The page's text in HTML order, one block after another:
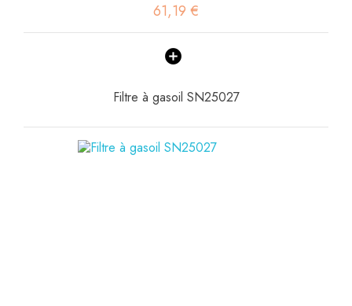
61,19 €
Filtre à gasoil SN25027